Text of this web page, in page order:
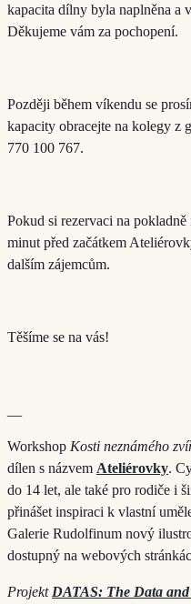
kapacita dílny byla naplněna a
Děkujeme vám za pochopení.
Později během víkendu se
kapacity obracejte na kolegy z
770 100 767.
Pokud si rezervaci na
minut před začátkem
dalším zájemcům.
Těšíme se na vás!
Workshop Kosti neznámého
dílen s názvem Ateliérovky.
do 14 let, ale také pro rodiče i
přinášet inspiraci k vlastní
Galerie Rudolfinum nový
dostupný na webových
Projekt DATAS: The Data and